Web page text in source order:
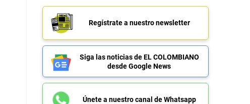
Regístrate a nuestro newsletter
Siga las noticias de EL COLOMBIANO
desde Google News
Únete a nuestro canal de Whatsapp